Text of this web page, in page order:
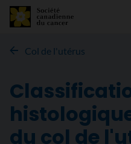
Col de l'utérus
du col de